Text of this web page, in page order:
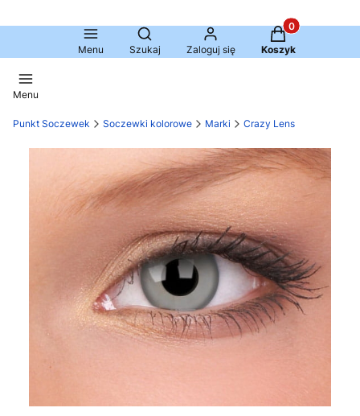
Menu
Otwórz wyszukiwarkę
Szukaj Zaloguj się
Produkty w
Koszyk
Menu
Punkt Soczewek Soczewki kolorowe Marki Crazy Lens